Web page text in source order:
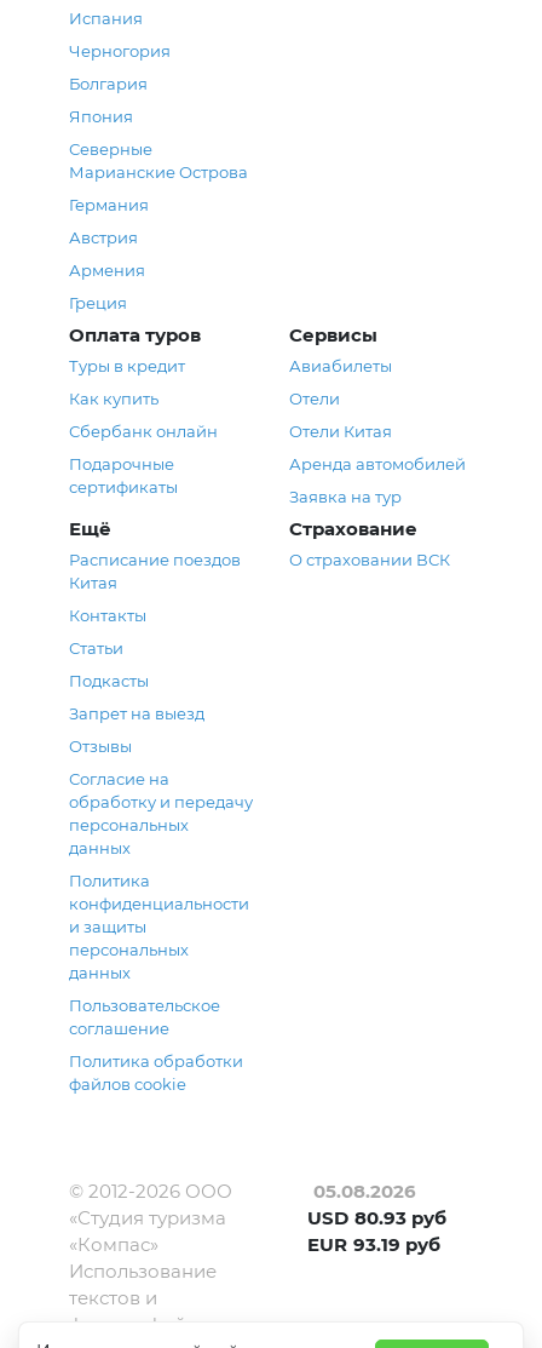
Испания
Черногория
Болгария
Япония
Северные
Марианские Острова
Германия
Австрия
Армения
Греция
Оплата туров
Туры в кредит
Как купить
Сбербанк онлайн
Подарочные
сертификаты
Сервисы
Авиабилеты
Отели
Отели Китая
Аренда автомобилей
Заявка на тур
Ещё
Расписание поездов
Китая
Контакты
Статьи
Подкасты
Запрет на выезд
Отзывы
Согласие на
обработку и передачу
персональных
данных
Политика
конфиденциальности
и защиты
персональных
данных
Пользовательское
соглашение
Политика обработки
файлов cookie
Страхование
О страховании ВСК
© 2012-2026ООО
«Студия туризма
«Компас»
Использование
текстов и
фотографий с
05.08.2026
USD 80.93 руб
EUR 93.19 руб